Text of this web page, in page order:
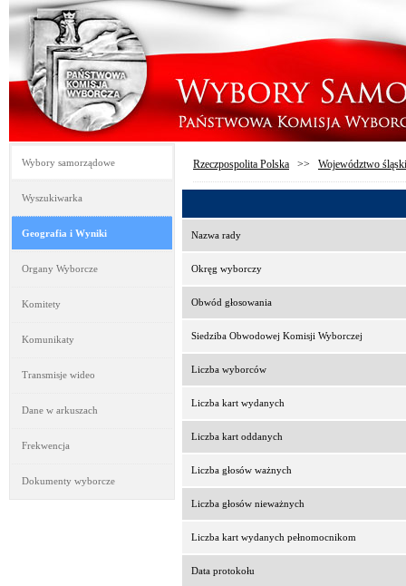
Wybory samorządowe
Wyszukiwarka
Geografia i Wyniki
Organy Wyborcze
Komitety
Komunikaty
Transmisje wideo
Dane w arkuszach
Frekwencja
Dokumenty wyborcze
Rzeczpospolita Polska >> Województwo
Nazwa rady
Okręg wyborczy
Obwód głosowania
Siedziba Obwodowej Komisji Wyborczej
Liczba wyborców
Liczba kart wydanych
Liczba kart oddanych
Liczba głosów ważnych
Liczba głosów nieważnych
Liczba kart wydanych pełnomocnikom
Data protokołu